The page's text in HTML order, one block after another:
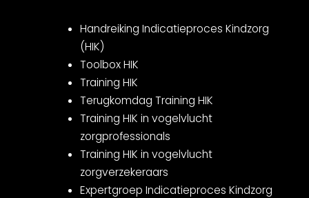
Handreiking Indicatieproces Kindzorg
(HIK)
Toolbox HIK
Training HIK
Terugkomdag Training HIK
Training HIK in vogelvlucht
zorgprofessionals
Training HIK in vogelvlucht
zorgverzekeraars
Expertgroep Indicatieproces Kindzorg